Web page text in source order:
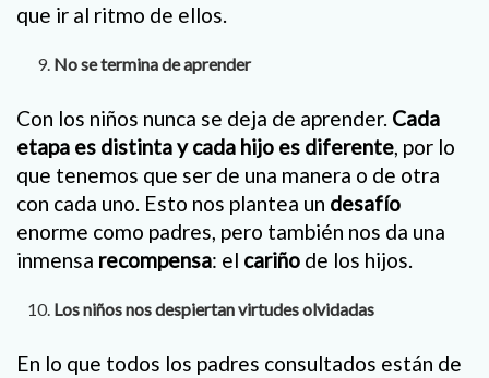
que ir al ritmo de ellos.
No se termina de aprender
Con los niños nunca se deja de aprender. Cada
etapa es distinta y cada hijo es diferente, por lo
que tenemos que ser de una manera o de otra
con cada uno. Esto nos plantea un desafío
enorme como padres, pero también nos da una
inmensa recompensa: el cariño de los hijos.
Los niños nos despiertan virtudes olvidadas
En lo que todos los padres consultados están de